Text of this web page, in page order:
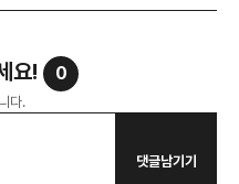
요! 0
다.
댓글남기기